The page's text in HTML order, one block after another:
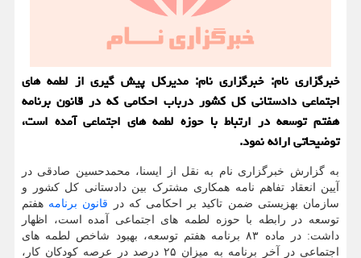
خبرگزاری نام: خبرگزاری نام: مدیرکل پیش گیری از لطمه های
اجتماعی دادستانی کل کشور درباب احکامی که در قانون برنامه
هفتم توسعه در ارتباط با حوزه لطمه های اجتماعی آمده است،
توضیحاتی ارائه نمود.
به گزارش خبرگزاری نام به نقل از ایسنا، محمدحسین صادقی در
آیین انعقاد تفاهم نامه همکاری مشترک بین دادستانی کل کشور و
سازمان بهزیستی ضمن تاکید بر احکامی که در قانون برنامه هفتم
توسعه در رابطه با حوزه لطمه های اجتماعی آمده است، اظهار
داشت: در ماده ۸۳ برنامه هفتم توسعه، بهبود شاخص لطمه های
اجتماعی در آخر برنامه به میزان ۲۵ درصد در عرصه کودکان کار،